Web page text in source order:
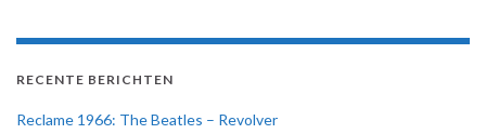
RECENTE BERICHTEN
Reclame 1966: The Beatles – Revolver